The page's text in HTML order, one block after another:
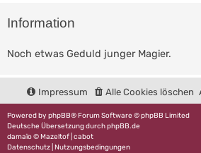
Information
Noch etwas Geduld junger Magier.
Alle Cookies löschen
Impressum
Powered by phpBB® Forum Software © phpBB Limited
Deutsche Übersetzung durchphpBB.de
damaïo ©Mazeltof cabot
Datenschutz Nutzungsbedingungen